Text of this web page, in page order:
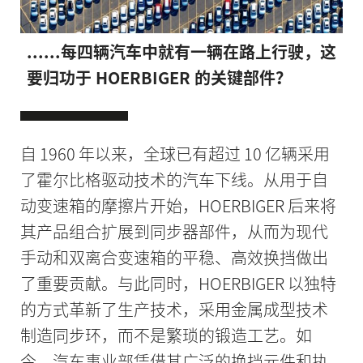
......每四辆汽车中就有一辆在路上行驶，这
要归功于 HOERBIGER 的关键部件？
自 1960 年以来，全球已有超过 10 亿辆采用
了霍尔比格驱动技术的汽车下线。从用于自
动变速箱的摩擦片开始，HOERBIGER 后来将
其产品组合扩展到同步器部件，从而为现代
手动和双离合变速箱的平稳、高效换挡做出
了重要贡献。与此同时，HOERBIGER 以独特
的方式革新了生产技术，采用金属成型技术
制造同步环，而不是繁琐的锻造工艺。如